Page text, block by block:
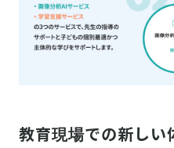
教育現場での新しい